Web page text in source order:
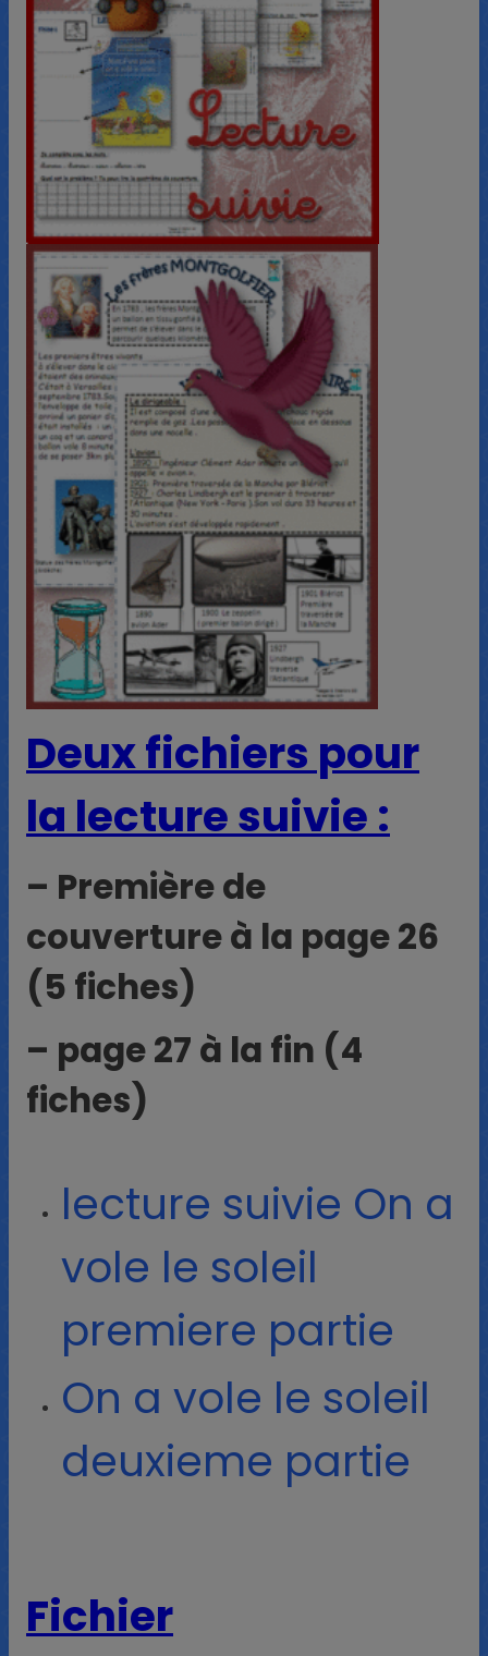
Deux fichiers pour
la lecture suivie :
– Première de
couverture à la page 26
(5 fiches)
– page 27 à la fin (4
fiches)
lecture suivie On a
vole le soleil
premiere partie
On a vole le soleil
deuxieme partie
Fichier